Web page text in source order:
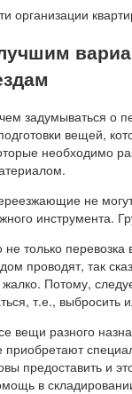
задумываться о
вещей,
необходимо
не
инструмента.
не только
проводят, так
Потому,
т.е., выбросить
вещи разного
предоставить и
в